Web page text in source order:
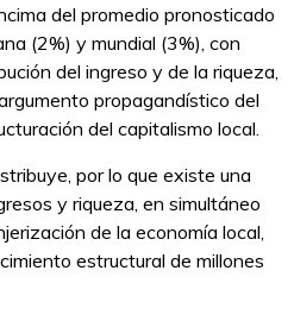
del promedio pronosticado
(2%) y mundial (3%), con
del ingreso y de la riqueza,
propagandístico del
del capitalismo local.
por lo que existe una
y riqueza, en simultáneo
de la economía local,
estructural de millones